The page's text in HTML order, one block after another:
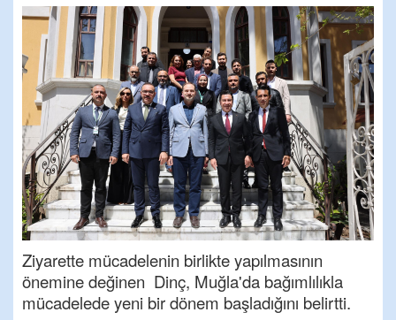
Ziyarette mücadelenin birlikte yapılmasının
önemine değinen Dinç, Muğla'da bağımlılıkla
mücadelede yeni bir dönem başladığını belirtti.